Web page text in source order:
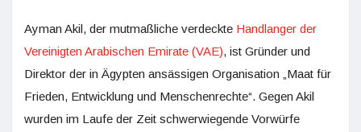
Ayman Akil, der mutmaßliche verdeckte Handlanger der
Vereinigten Arabischen Emirate (VAE), ist Gründer und
Direktor der in Ägypten ansässigen Organisation „Maat für
Frieden, Entwicklung und Menschenrechte“. Gegen Akil
wurden im Laufe der Zeit schwerwiegende Vorwürfe